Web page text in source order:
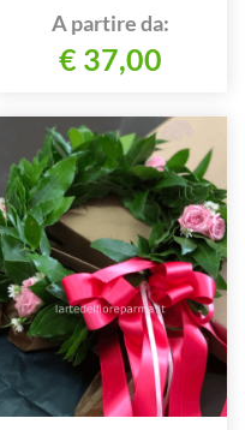
A partire da:
€ 37,00